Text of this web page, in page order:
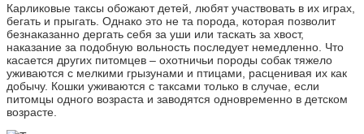
Карликовые таксы обожают детей, любят участвовать в их играх,
бегать и прыгать. Однако это не та порода, которая позволит
безнаказанно дергать себя за уши или таскать за хвост,
наказание за подобную вольность последует немедленно. Что
касается других питомцев – охотничьи породы собак тяжело
уживаются с мелкими грызунами и птицами, расценивая их как
добычу. Кошки уживаются с таксами только в случае, если
питомцы одного возраста и заводятся одновременно в детском
возрасте.